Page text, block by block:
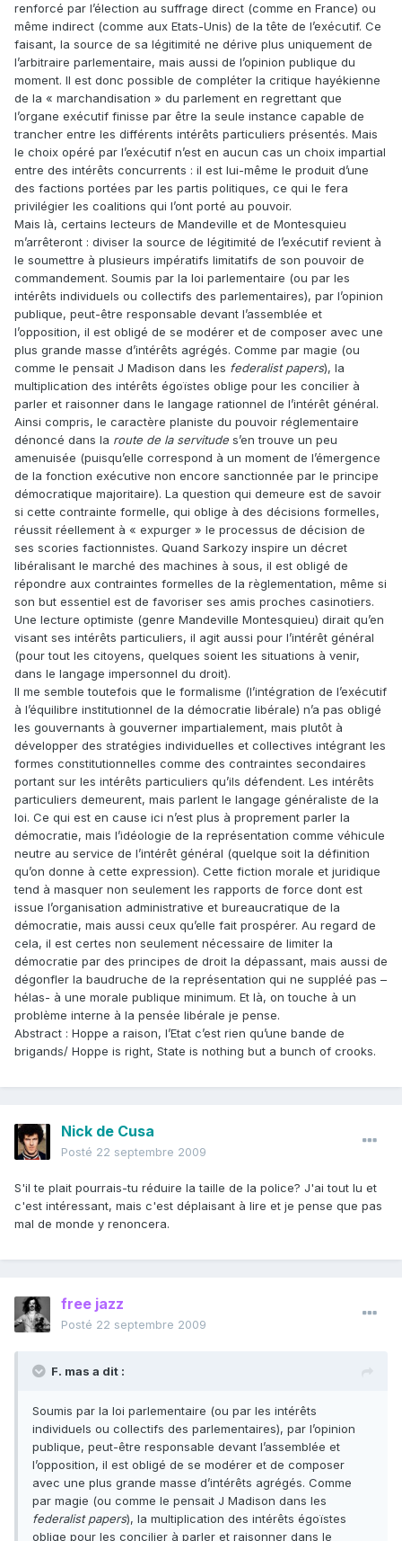
renforcé par l’élection au suffrage direct (comme en France) ou
même indirect (comme aux Etats-Unis) de la tête de l’exécutif. Ce
faisant, la source de sa légitimité ne dérive plus uniquement de
l’arbitraire parlementaire, mais aussi de l’opinion publique du
moment. Il est donc possible de compléter la critique hayékienne
de la « marchandisation » du parlement en regrettant que
l’organe exécutif finisse par être la seule instance capable de
trancher entre les différents intérêts particuliers présentés. Mais
le choix opéré par l’exécutif n’est en aucun cas un choix impartial
entre des intérêts concurrents : il est lui-même le produit d’une
des factions portées par les partis politiques, ce qui le fera
privilégier les coalitions qui l’ont porté au pouvoir.
Mais là, certains lecteurs de Mandeville et de Montesquieu
m’arrêteront : diviser la source de légitimité de l’exécutif revient à
le soumettre à plusieurs impératifs limitatifs de son pouvoir de
commandement. Soumis par la loi parlementaire (ou par les
intérêts individuels ou collectifs des parlementaires), par l’opinion
publique, peut-être responsable devant l’assemblée et
l’opposition, il est obligé de se modérer et de composer avec une
plus grande masse d’intérêts agrégés. Comme par magie (ou
comme le pensait J Madison dans les federalist papers), la
multiplication des intérêts égoïstes oblige pour les concilier à
parler et raisonner dans le langage rationnel de l’intérêt général.
Ainsi compris, le caractère planiste du pouvoir réglementaire
dénoncé dans la route de la servitude s’en trouve un peu
amenuisée (puisqu’elle correspond à un moment de l’émergence
de la fonction exécutive non encore sanctionnée par le principe
démocratique majoritaire). La question qui demeure est de savoir
si cette contrainte formelle, qui oblige à des décisions formelles,
réussit réellement à « expurger » le processus de décision de
ses scories factionnistes. Quand Sarkozy inspire un décret
libéralisant le marché des machines à sous, il est obligé de
répondre aux contraintes formelles de la règlementation, même si
son but essentiel est de favoriser ses amis proches casinotiers.
Une lecture optimiste (genre Mandeville Montesquieu) dirait qu’en
visant ses intérêts particuliers, il agit aussi pour l’intérêt général
(pour tout les citoyens, quelques soient les situations à venir,
dans le langage impersonnel du droit).
Il me semble toutefois que le formalisme (l’intégration de l’exécutif
à l’équilibre institutionnel de la démocratie libérale) n’a pas obligé
les gouvernants à gouverner impartialement, mais plutôt à
développer des stratégies individuelles et collectives intégrant les
formes constitutionnelles comme des contraintes secondaires
portant sur les intérêts particuliers qu’ils défendent. Les intérêts
particuliers demeurent, mais parlent le langage généraliste de la
loi. Ce qui est en cause ici n’est plus à proprement parler la
démocratie, mais l’idéologie de la représentation comme véhicule
neutre au service de l’intérêt général (quelque soit la définition
qu’on donne à cette expression). Cette fiction morale et juridique
tend à masquer non seulement les rapports de force dont est
issue l’organisation administrative et bureaucratique de la
démocratie, mais aussi ceux qu’elle fait prospérer. Au regard de
cela, il est certes non seulement nécessaire de limiter la
démocratie par des principes de droit la dépassant, mais aussi de
dégonfler la baudruche de la représentation qui ne suppléé pas –
hélas- à une morale publique minimum. Et là, on touche à un
problème interne à la pensée libérale je pense.
Abstract : Hoppe a raison, l’Etat c’est rien qu’une bande de
brigands/ Hoppe is right, State is nothing but a bunch of crooks.
Nick de Cusa
Posté 22 septembre 2009
S'il te plait pourrais-tu réduire la taille de la police? J'ai tout lu et
c'est intéressant, mais c'est déplaisant à lire et je pense que pas
mal de monde y renoncera.
free jazz
Posté 22 septembre 2009
F. mas a dit :
Soumis par la loi parlementaire (ou par les intérêts
individuels ou collectifs des parlementaires), par l’opinion
publique, peut-être responsable devant l’assemblée et
l’opposition, il est obligé de se modérer et de composer
avec une plus grande masse d’intérêts agrégés. Comme
par magie (ou comme le pensait J Madison dans les
federalist papers), la multiplication des intérêts égoïstes
oblige pour les concilier à parler et raisonner dans le